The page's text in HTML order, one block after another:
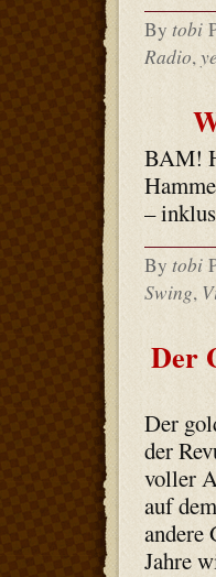
By tobi
Radio,
BAM!
–
By tobi
Swing,
Der
Der
der
voller
auf
andere
Jahre